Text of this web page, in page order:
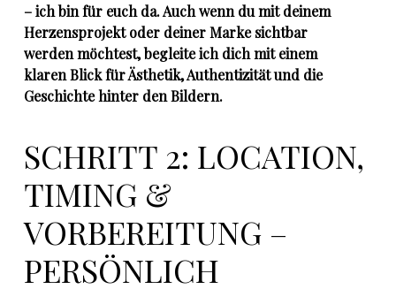
– ich bin für euch da. Auch wenn du mit deinem
Herzensprojekt oder deiner Marke sichtbar
werden möchtest, begleite ich dich mit einem
klaren Blick für Ästhetik, Authentizität und die
Geschichte hinter den Bildern.
SCHRITT 2: LOCATION,
TIMING &
VORBEREITUNG –
PERSÖNLICH